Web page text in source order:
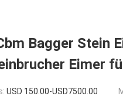
Bagger Stein
Eimer
USD 150.00-USD7500.00